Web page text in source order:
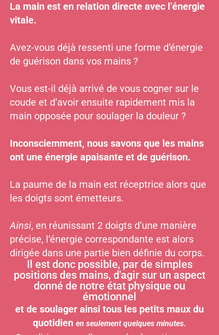
La main est en relation directe avec l’énergie
vitale.
Avez-vous déjà ressenti une forme d’énergie
de guérison dans vos mains ?
Vous est-il déjà arrivé de vous cogner sur le
coude et d’avoir ensuite rapidement mis la
main opposée pour soulager la douleur ?
Inconsciemment, nous savons que les mains
ont une énergie apaisante et de guérison.
La paume de la main est réceptrice alors que
les doigts sont émetteurs.
Ainsi, en réunissant 2 doigts d’une manière
précise, l’énergie correspondante est alors
dirigée dans une partie bien définie du corps.
Il est donc possible, par de simples
positions des mains, d'agir sur un aspect
donné de notre état physique ou
émotionnel
et de soulager ainsi tous les petits maux du
quotidien en seulement quelques minutes.